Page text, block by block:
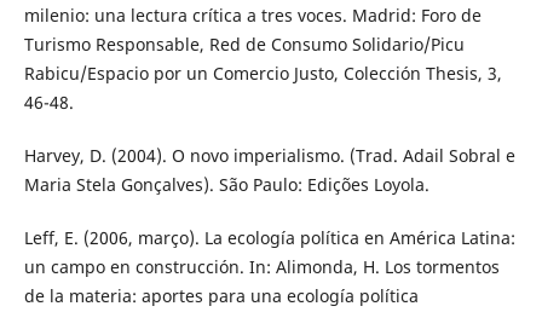
milenio: una lectura crítica a tres voces. Madrid: Foro de
Turismo Responsable, Red de Consumo Solidario/Picu
Rabicu/Espacio por un Comercio Justo, Colección Thesis, 3,
46-48.
Harvey, D. (2004). O novo imperialismo. (Trad. Adail Sobral e
Maria Stela Gonçalves). São Paulo: Edições Loyola.
Leff, E. (2006, março). La ecología política en América Latina:
un campo en construcción. In: Alimonda, H. Los tormentos
de la materia: aportes para una ecología política